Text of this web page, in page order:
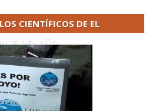
CIENTÍFICOS DE EL
DEL AÑO